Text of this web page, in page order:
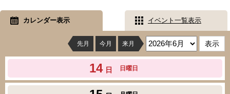
カレンダー表示 イベント一覧表示
先月 今月 来月
14 日 日曜日